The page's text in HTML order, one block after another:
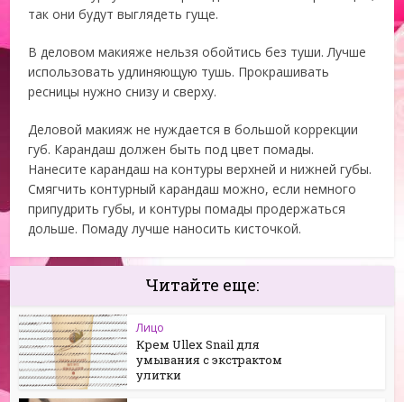
так они будут выглядеть гуще.
В деловом макияже нельзя обойтись без туши. Лучше
использовать удлиняющую тушь. Прокрашивать
ресницы нужно снизу и сверху.
Деловой макияж не нуждается в большой коррекции
губ. Карандаш должен быть под цвет помады.
Нанесите карандаш на контуры верхней и нижней губы.
Смягчить контурный карандаш можно, если немного
припудрить губы, и контуры помады продержаться
дольше. Помаду лучше наносить кисточкой.
Читайте еще:
Лицо
Крем Ullex Snail для
умывания с экстрактом
улитки